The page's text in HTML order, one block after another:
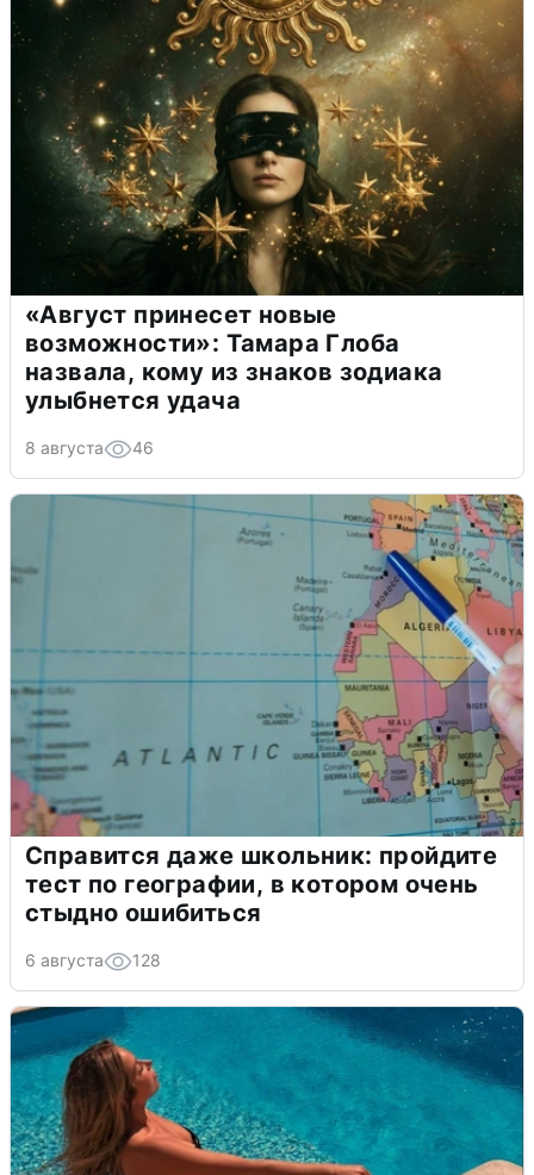
«Август принесет новые
возможности»: Тамара Глоба
назвала, кому из знаков зодиака
улыбнется удача
8 августа 46
Справится даже школьник: пройдите
тест по географии, в котором очень
стыдно ошибиться
6 августа 128